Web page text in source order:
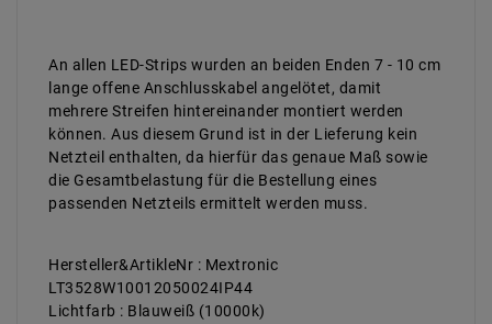
An allen LED-Strips wurden an beiden Enden 7 - 10 cm
lange offene Anschlusskabel angelötet, damit
mehrere Streifen hintereinander montiert werden
können. Aus diesem Grund ist in der Lieferung kein
Netzteil enthalten, da hierfür das genaue Maß sowie
die Gesamtbelastung für die Bestellung eines
passenden Netzteils ermittelt werden muss.
Hersteller&ArtikleNr : Mextronic
LT3528W10012050024IP44
Lichtfarb : Blauweiß (10000k)